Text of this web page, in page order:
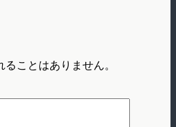
ことはありません。